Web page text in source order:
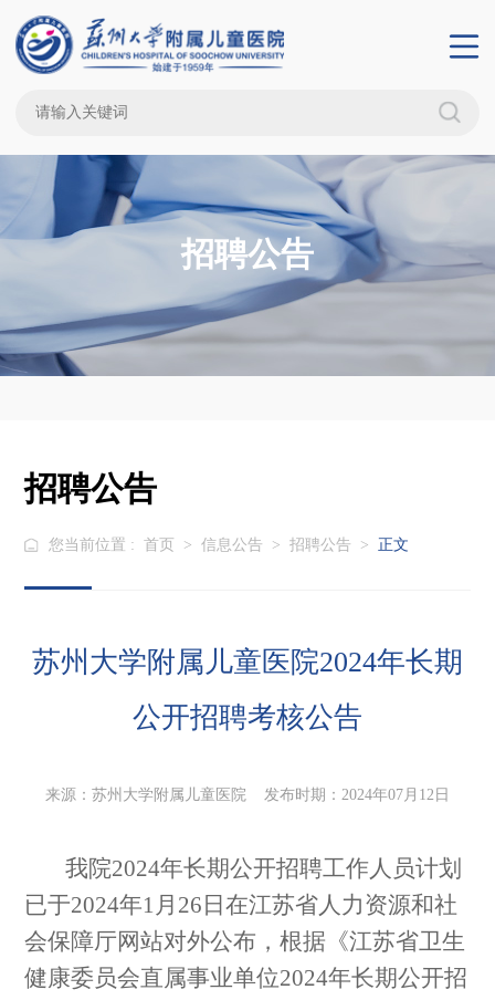
招聘公告
招聘公告
您当前位置 : 首页 > 信息公告 > 招聘公告 > 正文
苏州大学附属儿童医院2024年长期
公开招聘考核公告
来源：苏州大学附属儿童医院 发布时期：2024年07月12日
我院2024年长期公开招聘工作人员计划
已于2024年1 月 26 日在江苏省人力资源和社
会保障厅网站对外公布，根据《江苏省卫生
健康委员会直属事业单位2024年长期公开招